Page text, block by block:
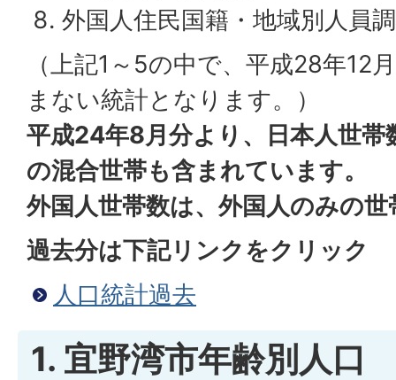
外国人住民国籍・地域別人員
（上記1～5の中で、平成28年12
まない統計となります。）
平成24年8月分より、日本人世帯
の混合世帯も含まれています。
外国人世帯数は、外国人のみの
過去分は下記リンクをクリック
人口統計過去
1. 宜野湾市年齢別人口